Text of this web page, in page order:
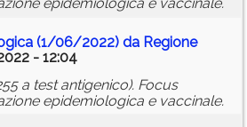
epidemiologica e vaccinale.
(1/06/2022) da Regione
- 12:04
a test antigenico). Focus
epidemiologica e vaccinale.